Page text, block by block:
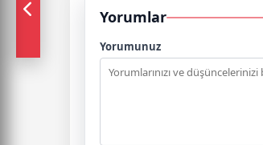
Yorumlar
Yorumunuz